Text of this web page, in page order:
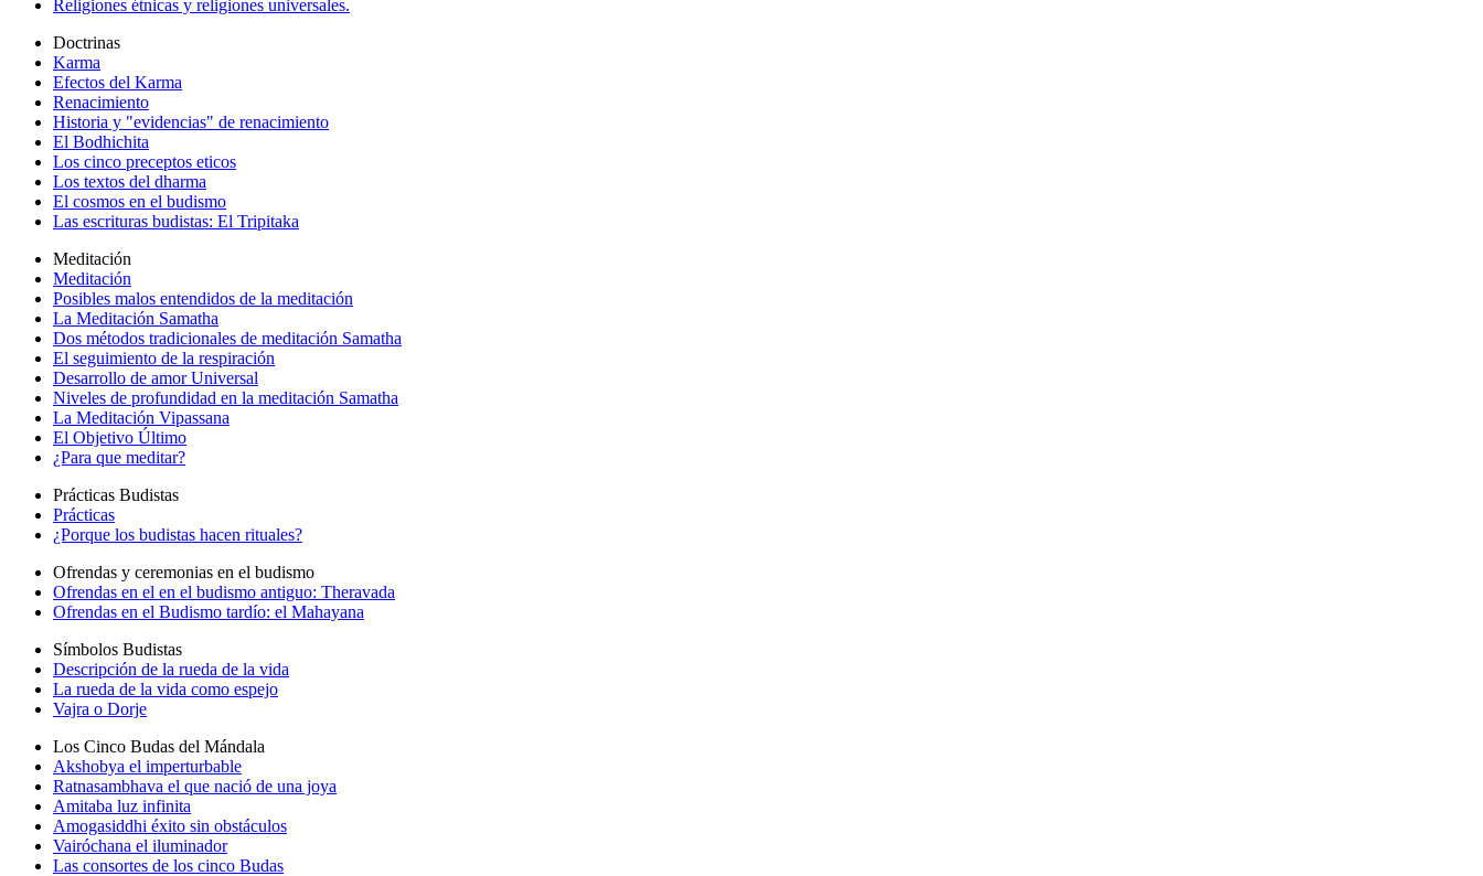
Religiones étnicas y religiones universales.
Doctrinas
Karma
Efectos del Karma
Renacimiento
Historia y "evidencias" de renacimiento
El Bodhichita
Los cinco preceptos eticos
Los textos del dharma
El cosmos en el budismo
Las escrituras budistas: El Tripitaka
Meditación
Meditación
Posibles malos entendidos de la meditación
La Meditación Samatha
Dos métodos tradicionales de meditación Samatha
El seguimiento de la respiración
Desarrollo de amor Universal
Niveles de profundidad en la meditación Samatha
La Meditación Vipassana
El Objetivo Último
¿Para que meditar?
Prácticas Budistas
Prácticas
¿Porque los budistas hacen rituales?
Ofrendas y ceremonias en el budismo
Ofrendas en el en el budismo antiguo: Theravada
Ofrendas en el Budismo tardío: el Mahayana
Símbolos Budistas
Descripción de la rueda de la vida
La rueda de la vida como espejo
Vajra o Dorje
Los Cinco Budas del Mándala
Akshobya el imperturbable
Ratnasambhava el que nació de una joya
Amitaba luz infinita
Amogasiddhi éxito sin obstáculos
Vairóchana el iluminador
Las consortes de los cinco Budas